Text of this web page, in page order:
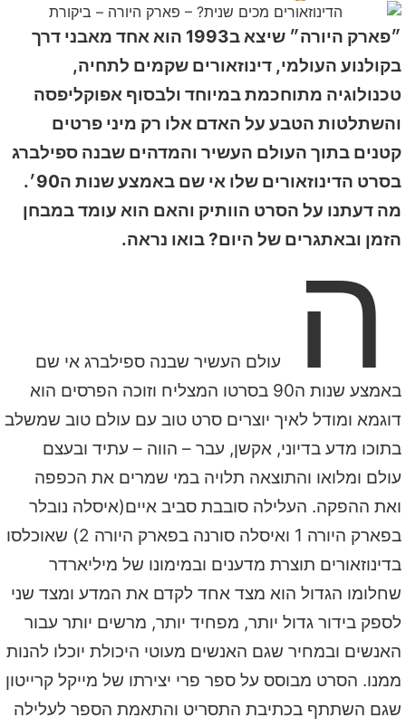
״פארק היורה״ שיצא ב1993 הוא אחד מאבני דרך
בקולנוע העולמי, דינוזאורים שקמים לתחיה,
טכנולוגיה מתוחכמת במיוחד ולבסוף אפוקליפסה
והשתלטות הטבע על האדם אלו רק מיני פרטים
קטנים בתוך העולם העשיר והמדהים שבנה ספילברג
בסרט הדינוזאורים שלו אי שם באמצע שנות ה90׳.
מה דעתנו על הסרט הוותיק והאם הוא עומד במבחן
הזמן ובאתגרים של היום? בואו נראה.
ה
עולם העשיר שבנה ספילברג אי שם
באמצע שנות ה90 בסרטו המצליח וזוכה הפרסים הוא
דוגמא ומודל לאיך יוצרים סרט טוב עם עולם טוב שמשלב
בתוכו מדע בדיוני, אקשן, עבר – הווה – עתיד ובעצם
עולם ומלואו והתוצאה תלויה במי שמרים את הכפפה
ואת ההפקה. העלילה סובבת סביב איים(איסלה נובלר
בפארק היורה 1 ואיסלה סורנה בפארק היורה 2) שאוכלסו
בדינוזאורים תוצרת מדענים ובמימונו של מיליארדר
שחלומו הגדול הוא מצד אחד לקדם את המדע ומצד שני
לספק בידור גדול יותר, מפחיד יותר, מרשים יותר עבור
האנשים ובמחיר שגם האנשים מעוטי היכולת יוכלו להנות
ממנו. הסרט מבוסס על ספר פרי יצירתו של מייקל קרייטון
שגם השתתף בכתיבת התסריט והתאמת הספר לעלילה